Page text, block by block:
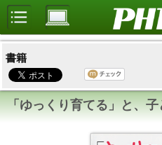
書籍
「ゆっくり育てる」と、